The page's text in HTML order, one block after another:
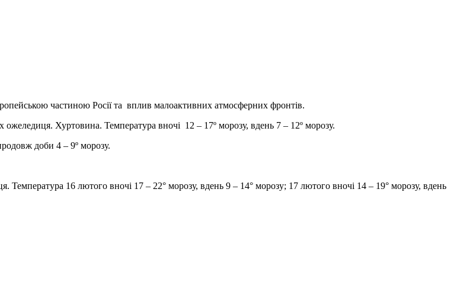
частиною Росії та вплив малоактивних атмосферних фронтів.
ожеледиця. Хуртовина. Температура вночі 12 – 17º морозу, вдень 7 – 12º морозу.
доби 4 – 9º морозу.
Температура 16 лютого вночі 17 – 22° морозу, вдень 9 – 14° морозу; 17 лютого вночі 14 – 19° морозу, вдень